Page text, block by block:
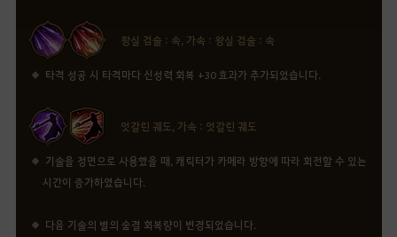
왕실 검술 : 속, 가속 : 왕실 검술 : 속
타격 성공 시 타격마다 신성력 회복 +30 효과가 추가되었습니다.
엇갈린 궤도, 가속 : 엇갈린 궤도
기술을 정면으로 사용했을 때, 캐릭터가 카메라 방향에 따라 회전할 수 있는
시간이 증가하였습니다.
다음 기술의 별의 숨결 회복량이 변경되었습니다.